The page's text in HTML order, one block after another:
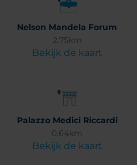
Nelson Mandela Forum
2.75km
Bekijk de kaart
Palazzo Medici Riccardi
0.64km
Bekijk de kaart